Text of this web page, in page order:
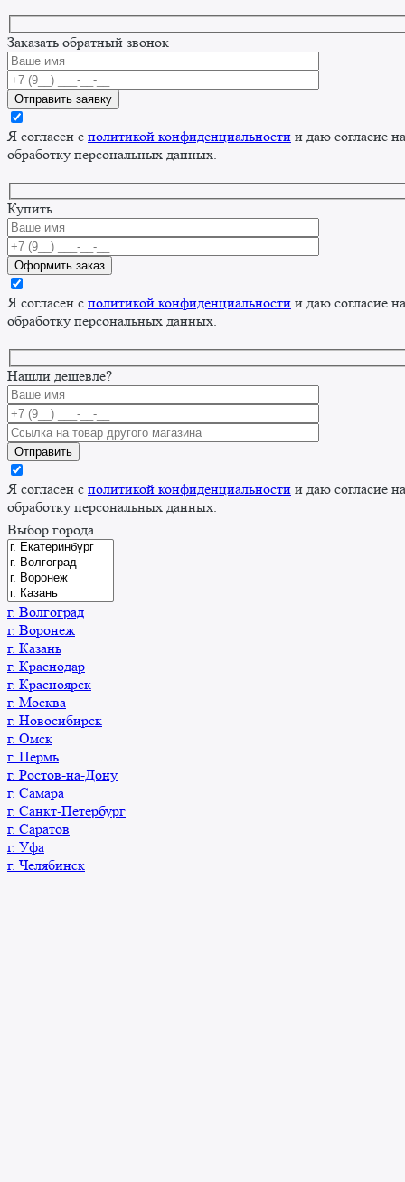
Заказать обратный звонок
Я согласен с политикой конфиденциальности и даю согласие на
обработку персональных данных.
Купить
Я согласен с политикой конфиденциальности и даю согласие на
обработку персональных данных.
Нашли дешевле?
Я согласен с политикой конфиденциальности и даю согласие на
обработку персональных данных.
Выбор города
г. Волгоград
г. Воронеж
г. Казань
г. Краснодар
г. Красноярск
г. Москва
г. Новосибирск
г. Омск
г. Пермь
г. Ростов-на-Дону
г. Самара
г. Санкт-Петербург
г. Саратов
г. Уфа
г. Челябинск